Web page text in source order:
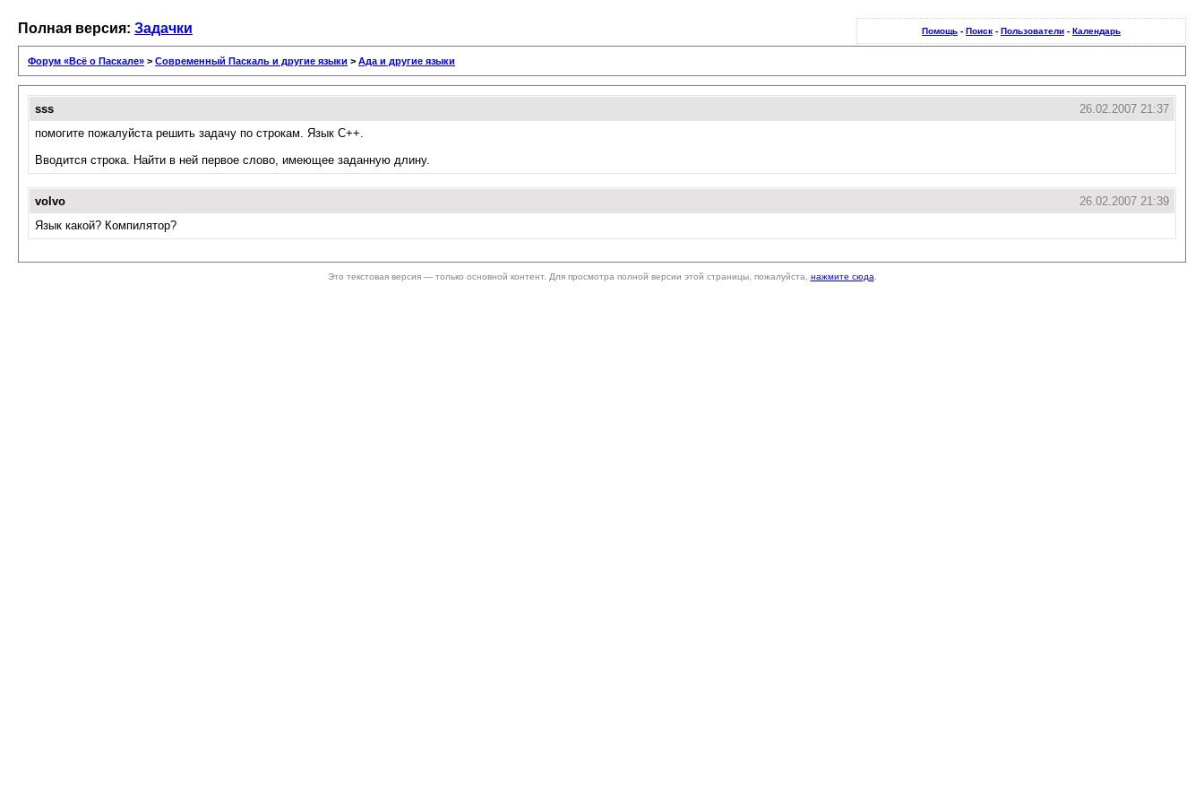
Помощь - Поиск - Пользователи - Календарь
Полная версия: Задачки
Форум «Всё о Паскале» > Современный Паскаль и другие языки > Ада и другие языки
sss
26.02.2007 21:37
помогите пожалуйста решить задачу по строкам. Язык С++.
Вводится строка. Найти в ней первое слово, имеющее заданную длину.
volvo
26.02.2007 21:39
Язык какой? Компилятор?
Это текстовая версия — только основной контент. Для просмотра полной версии этой страницы, пожалуйста, нажмите сюда